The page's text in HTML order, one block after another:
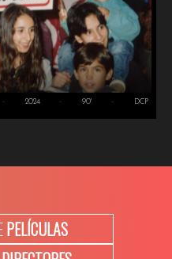
· 2024 · 90' · DCP
PELÍCULAS